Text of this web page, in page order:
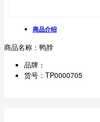
商品介绍
商品名称： 鸭脖
品牌：
货号： TP0000705